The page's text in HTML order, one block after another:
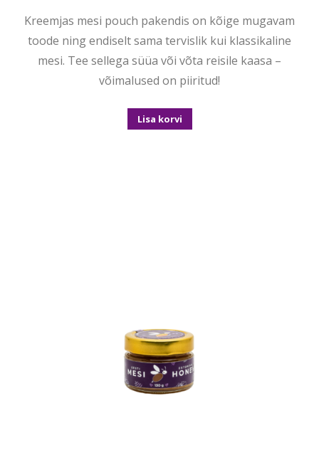
Kreemjas mesi pouch pakendis on kõige mugavam
toode ning endiselt sama tervislik kui klassikaline
mesi. Tee sellega süüa või võta reisile kaasa –
võimalused on piiritud!
Lisa korvi